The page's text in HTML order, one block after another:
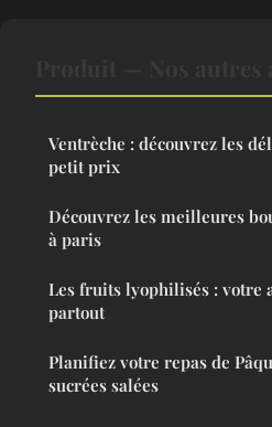
Ventrèche : découvrez les
petit prix
Découvrez les meilleures
à paris
Les fruits lyophilisés : votre
partout
Planifiez votre repas de
sucrées salées